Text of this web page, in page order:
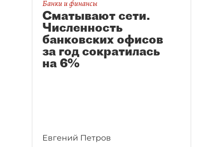
Банки и финансы
Сматывают сети.
Численность
банковских офисов
за год сократилась
на 6%
Евгений Петров